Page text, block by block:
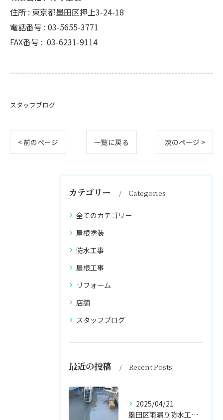
住所 : 東京都墨田区押上3-24-18
電話番号 : 03-5655-3771
FAX番号 : 03-6231-9114
--------------------------------------------------------------------
スタッフブログ
< 前のページ 一覧に戻る 次のページ >
カテゴリー Categories
全てのカテゴリー
屋根塗装
防水工事
屋根工事
リフォーム
店舗
スタッフブログ
最近の投稿 Recent Posts
2025/04/21
墨田区雨漏り防水工事はナカオ塗装まで！！